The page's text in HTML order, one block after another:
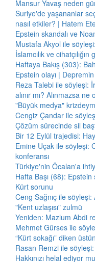
Mansur Yavaş neden
Suriye'de yaşananlar
nasıl etkiler? | Hatem
Epstein skandalı ve
Mustafa Akyol ile
İslamcılık ve cihatçılığın
Haftaya Bakış (303):
Epstein olayı | Depremin
Reza Talebi ile söyleşi:
alınır mı? Alınmazsa ne
"Büyük medya"
Cengiz Çandar ile
Çözüm sürecinde sil
Bir 12 Eylül trajedisi:
Emine Uçak ile söyleşi:
konferansı
Türkiye'nin Öcalan'a
Hafta Başı (68):
Kürt sorunu
Ceng Sağnıç ile söyleşi:
"Kent uzlaşısı" zulmü
Yeniden: Mazlum Abdi
Mehmet Gürses ile
“Kürt sokağı” diken
Rasan Remzi ile
Hakkınızı helal ediyor